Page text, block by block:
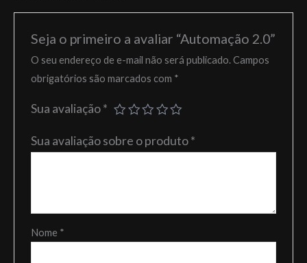
Seja o primeiro a avaliar “Automação 2.0”
O seu endereço de e-mail não será publicado.Campos
obrigatórios são marcados com *
Sua avaliação*
Sua avaliação sobre o produto*
Nome *